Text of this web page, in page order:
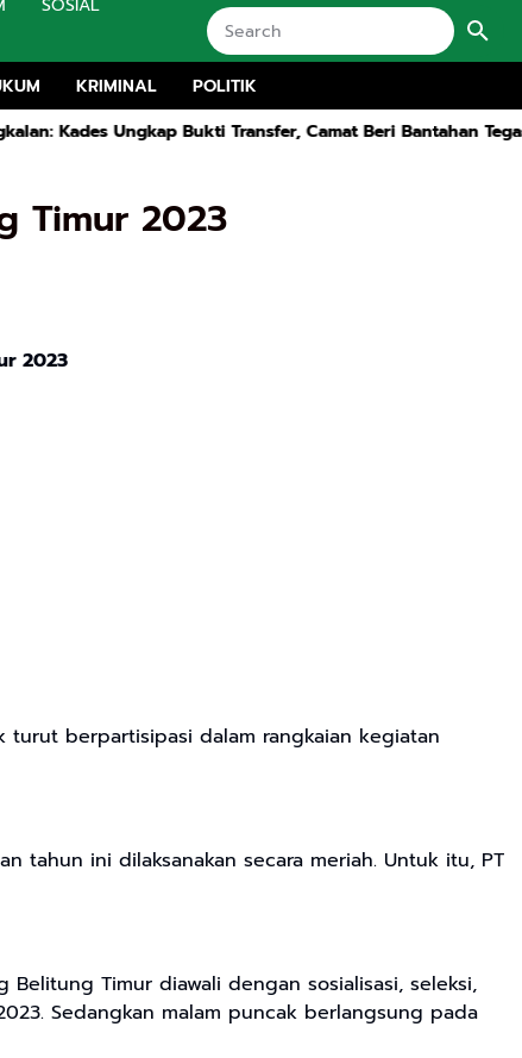
KRIMINAL
POLITIK
Bukti Transfer, Camat Beri Bantahan Tegas Kapolsek
Timur 2023
2023
turut berpartisipasi dalam rangkaian kegiatan
tahun ini dilaksanakan secara meriah. Untuk itu, PT
Belitung Timur diawali dengan sosialisasi, seleksi,
Sedangkan malam puncak berlangsung pada